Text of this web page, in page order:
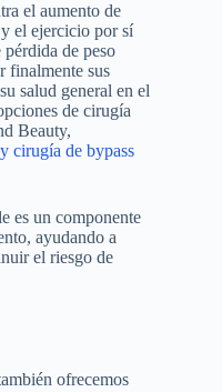
el aumento de
el ejercicio por sí
de peso
finalmente sus
salud general en el
de cirugía
Beauty,
cirugía de bypass
es un componente
ayudando a
el riesgo de
ofrecemos